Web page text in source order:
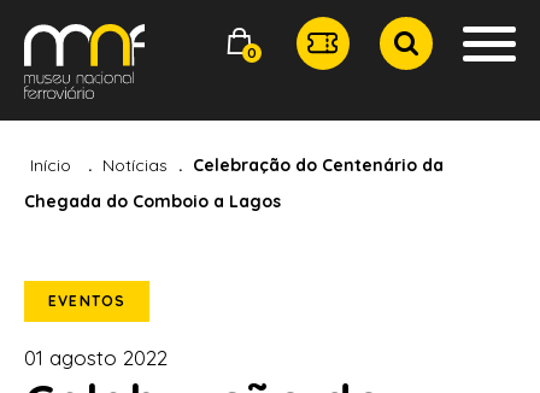
0
Início Notícias
Celebração do Centenário da
Chegada do Comboio a Lagos
EVENTOS
01 agosto 2022